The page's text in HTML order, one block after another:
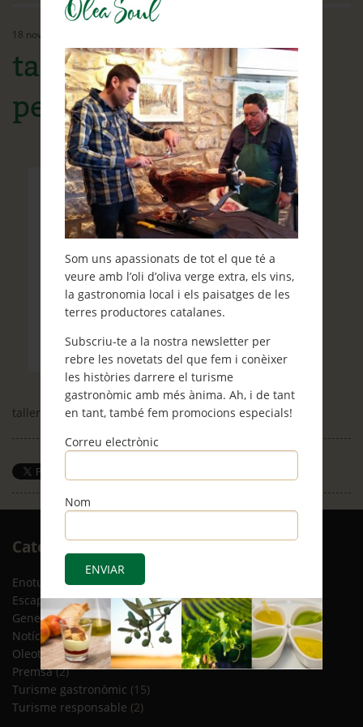
Som uns apassionats de tot el que té a
veure amb l’oli d’oliva verge extra, els vins,
la gastronomia local i els paisatges de les
terres productores catalanes.
Subscriu-te a la nostra newsletter per
rebre les novetats del que fem i conèixer
les històries darrere el turisme
gastronòmic amb més ànima. Ah, i de tant
en tant, també fem promocions especials!
Correu electrònic
Nom
Contacte
Què et ve de gust fer?
Blog
18 novembre, 2015
taller privat de tallar
pernil
taller privat de tallar pernil
Categories
Enoturisme(5)
Escapades(12)
General(8)
Notícies(4)
Oleoturisme(13)
Premsa(2)
Turisme gastronòmic (15)
Turisme responsable (2)
Arxiu